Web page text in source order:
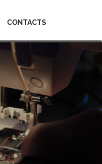
CONTACTS